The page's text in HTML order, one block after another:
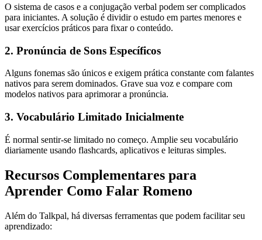
O sistema de casos e a conjugação verbal podem ser complicados
para iniciantes. A solução é dividir o estudo em partes menores e
usar exercícios práticos para fixar o conteúdo.
2. Pronúncia de Sons Específicos
Alguns fonemas são únicos e exigem prática constante com falantes
nativos para serem dominados. Grave sua voz e compare com
modelos nativos para aprimorar a pronúncia.
3. Vocabulário Limitado Inicialmente
É normal sentir-se limitado no começo. Amplie seu vocabulário
diariamente usando flashcards, aplicativos e leituras simples.
Recursos Complementares para
Aprender Como Falar Romeno
Além do Talkpal, há diversas ferramentas que podem facilitar seu
aprendizado: